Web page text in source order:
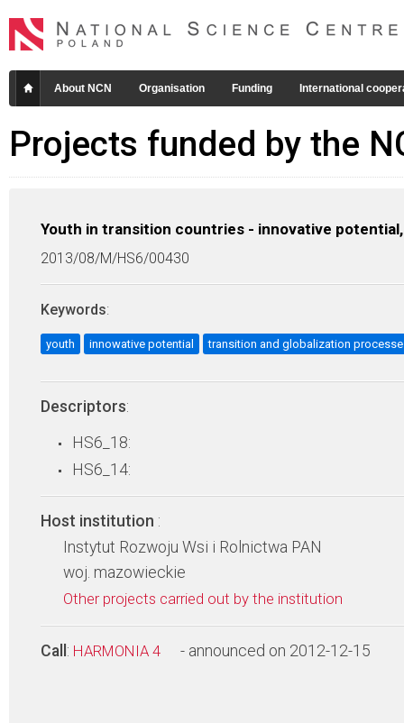
About NCN Organisation Funding International
Projects funded by the
Youth in transition countries - innovative
2013/08/M/HS6/00430
Keywords:
youth innowative potential transition and globalization
Descriptors:
HS6_18:
HS6_14:
Host institution :
Instytut Rozwoju Wsi i Rolnictwa PAN
woj. mazowieckie
Other projects carried out by the institution
Call : HARMONIA 4 - announced on 2012-12-15